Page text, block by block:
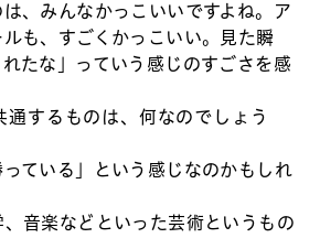
、みんなかっこいいですよね。ア
も、すごくかっこいい。見た瞬
たな」っていう感じのすごさを感
通するものは、何なのでしょう
っている」という感じなのかもしれ
音楽などといった芸術というもの